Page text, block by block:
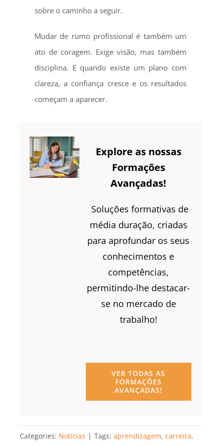
sobre o caminho a seguir.
Mudar de rumo profissional é também um
ato de coragem. Exige visão, mas também
disciplina. E quando existe um plano com
clareza, a confiança cresce e os resultados
começam a aparecer.
Explore as nossas
Formações
Avançadas!
Soluções formativas de
média duração, criadas
para aprofundar os seus
conhecimentos e
competências,
permitindo-lhe destacar-
se no mercado de
trabalho!
VER TODAS AS
FORMAÇÕES
AVANÇADAS!
Categories: Notícias | Tags: aprendizagem, carreira,